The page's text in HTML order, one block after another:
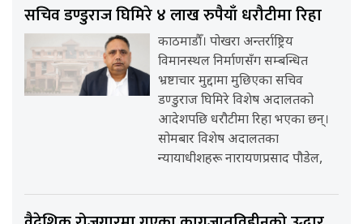
सचिव डण्डुराज घिमिरे ४ लाख रुपैयाँ धरौटीमा रिहा
काठमाडौँ। पोखरा अन्तर्राष्ट्रिय
विमानस्थल निर्माणसँग सम्बन्धित
भ्रष्टाचार मुद्दामा मुछिएका सचिव
डण्डुराज घिमिरे विशेष अदालतको
आदेशपछि धरौटीमा रिहा भएका छन्।
सोमबार विशेष अदालतका
न्यायाधीशहरू नारायणप्रसाद पौडेल,